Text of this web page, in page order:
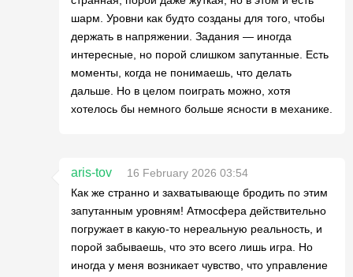
шарм. Уровни как будто созданы для того, чтобы
держать в напряжении. Задания — иногда
интересные, но порой слишком запутанные. Есть
моменты, когда не понимаешь, что делать
дальше. Но в целом поиграть можно, хотя
хотелось бы немного больше ясности в механике.
aris-tov
16 February 2026 03:54
Как же странно и захватывающе бродить по этим
запутанным уровням! Атмосфера действительно
погружает в какую-то нереальную реальность, и
порой забываешь, что это всего лишь игра. Но
иногда у меня возникает чувство, что управление